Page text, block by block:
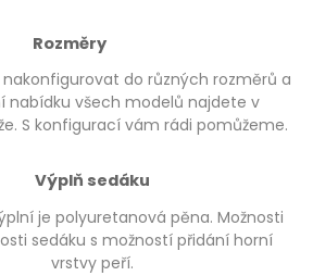
Rozměry
do různých rozměrů a
nabídku všech modelů najdete v
S konfigurací vám rádi pomůžeme.
Výplň sedáku
je polyuretanová pěna. Možnosti
sedáku s možností přidání horní
vrstvy peří.